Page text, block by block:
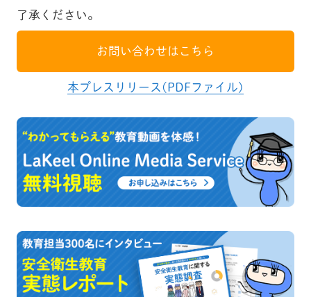
了承ください。
お問い合わせはこちら
本プレスリリース(PDFファイル)